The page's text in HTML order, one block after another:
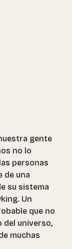
gente
no lo
personas
de una
su sistema
Un
que no
del universo,
muchas